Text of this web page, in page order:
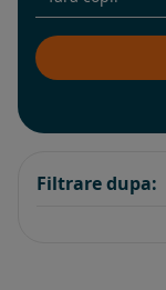
Filtrare dupa: